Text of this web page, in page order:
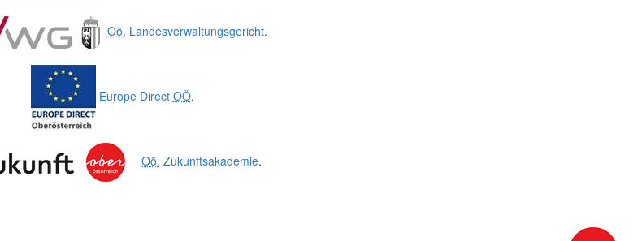
Oö. Landesverwaltungsgericht.
Europe Direct OÖ.
Oö. Zukunftsakademie.